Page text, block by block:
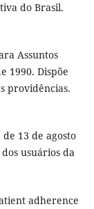
do Brasil.
Assuntos
1990. Dispõe
providências.
13 de agosto
usuários da
adherence